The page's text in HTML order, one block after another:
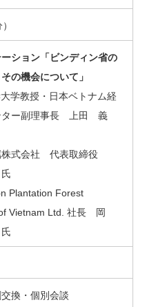
ション「ビンディン省の
の機会について」
学教授・日本ベトナム経
ター副理事長 上田 義
式会社 代表取締役
Plantation Forest
Vietnam Ltd. 社長 岡
換・個別会談